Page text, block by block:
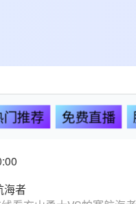
门推荐 免费直播
海者